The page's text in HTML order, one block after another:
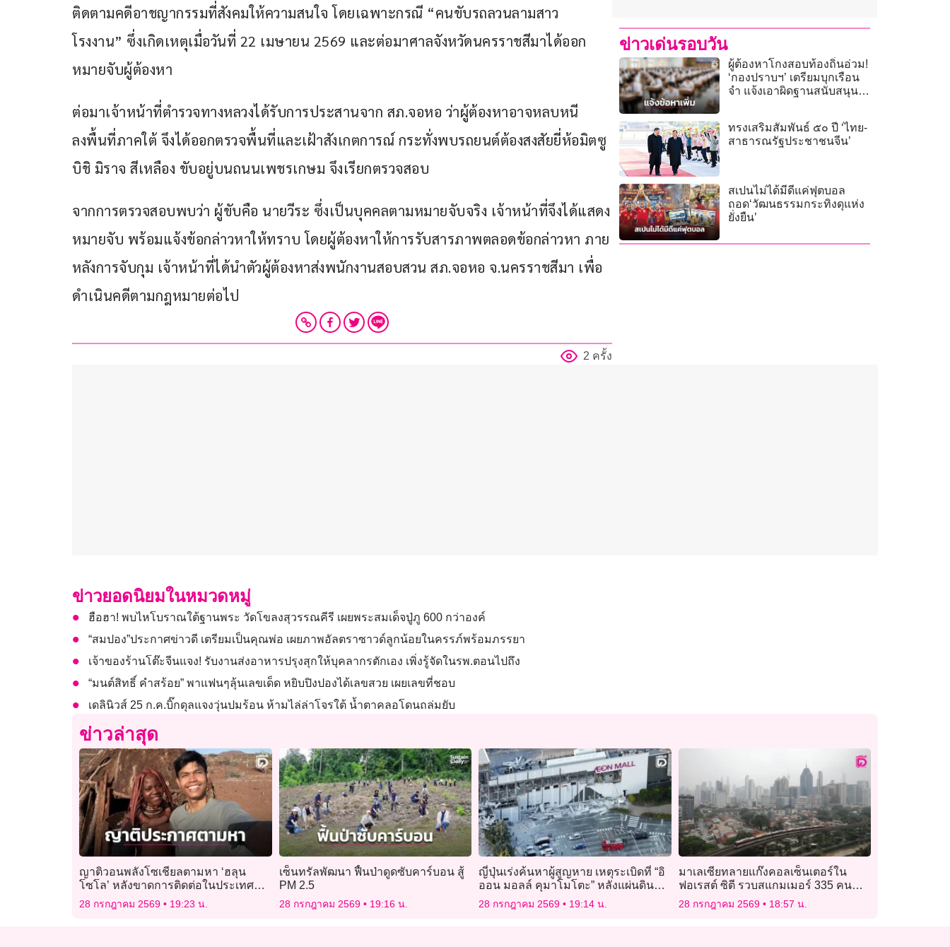
ติดตามคดีอาชญากรรมที่สังคมให้ความสนใจ โดยเฉพาะกรณี “คนขับรถลวนลามสาว
โรงงาน” ซึ่งเกิดเหตุเมื่อวันที่ 22 เมษายน 2569 และต่อมาศาลจังหวัดนครราชสีมาได้ออก
หมายจับผู้ต้องหา
ต่อมาเจ้าหน้าที่ตำรวจทางหลวงได้รับการประสานจาก สภ.จอหอ ว่าผู้ต้องหาอาจหลบหนี
ลงพื้นที่ภาคใต้ จึงได้ออกตรวจพื้นที่และเฝ้าสังเกตการณ์ กระทั่งพบรถยนต์ต้องสงสัยยี่ห้อมิตซู
บิชิ มิราจ สีเหลือง ขับอยู่บนถนนเพชรเกษม จึงเรียกตรวจสอบ
จากการตรวจสอบพบว่า ผู้ขับคือ นายวีระ ซึ่งเป็นบุคคลตามหมายจับจริง เจ้าหน้าที่จึงได้แสดง
หมายจับ พร้อมแจ้งข้อกล่าวหาให้ทราบ โดยผู้ต้องหาให้การรับสารภาพตลอดข้อกล่าวหา ภาย
หลังการจับกุม เจ้าหน้าที่ได้นำตัวผู้ต้องหาส่งพนักงานสอบสวน สภ.จอหอ จ.นครราชสีมา เพื่อ
ดำเนินคดีตามกฎหมายต่อไป
2 ครั้ง
ข่าวเด่นรอบวัน
ผู้ต้องหาโกงสอบท้องถิ่นอ่วม!
‘กองปราบฯ’ เตรียมบุกเรือน
จำ แจ้งเอาผิดฐานสนับสนุน
ทรงเสริมสัมพันธ์ ๕๐ ปี ‘ไทย-
สาธารณรัฐประชาชนจีน’
สเปนไม่ได้มีดีแค่ฟุตบอล
ถอด‘วัฒนธรรมกระทิงดุแห่ง
ยั่งยืน’
ข่าวยอดนิยมในหมวดหมู่
ฮือฮา! พบไหโบราณใต้ฐานพระ วัดโขลงสุวรรณคีรี เผยพระสมเด็จปู่ภู 600 กว่าองค์
“สมปอง”ประกาศข่าวดี เตรียมเป็นคุณพ่อ เผยภาพอัลตราซาวด์ลูกน้อยในครรภ์พร้อมภรรยา
เจ้าของร้านโต๊ะจีนแจง! รับงานส่งอาหารปรุงสุกให้บุคลากรตักเอง เพิ่งรู้จัดในรพ.ตอนไปถึง
“มนต์สิทธิ์ คำสร้อย” พาแฟนๆลุ้นเลขเด็ด หยิบปิงปองได้เลขสวย เผยเลขที่ชอบ
เดลินิวส์ 25 ก.ค.บิ๊กดุลแจงวุ่นปมร้อน ห้ามไล่ล่าโจรใต้ น้ำตาคลอโดนถล่มยับ
ข่าวล่าสุด
ญาติวอนพลังโซเชียลตามหา ‘ฮลุน
โซโล’ หลังขาดการติดต่อในประเทศ
จอร์เจีย
28 กรกฎาคม 2569 19:23 น.
เซ็นทรัลพัฒนา ฟื้นป่าดูดซับคาร์บอน สู้
PM 2.5
28 กรกฎาคม 2569 19:16 น.
ญี่ปุ่นเร่งค้นหาผู้สูญหาย เหตุระเบิดที่ “อิ
ออน มอลล์ คุมาโมโตะ” หลังแผ่นดิน
ไหว
28 กรกฎาคม 2569 19:14 น.
มาเลเซียทลายแก๊งคอลเซ็นเตอร์ใน
ฟอเรสต์ ซิตี รวบสแกมเมอร์ 335 คน
ส่วนใหญ่ชาวจีน
28 กรกฎาคม 2569 18:57 น.